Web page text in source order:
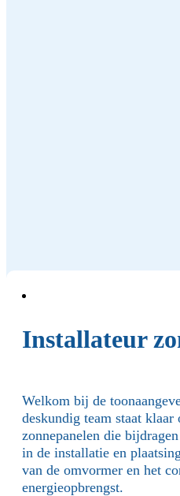
Installateur
Welkom bij de
deskundig team staat
zonnepanelen die
in de installatie en
van de omvormer en het
energieopbrengst.